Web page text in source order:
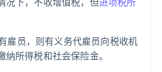
雇员，则有义务代雇员向税收机
所得税和社会保险金。